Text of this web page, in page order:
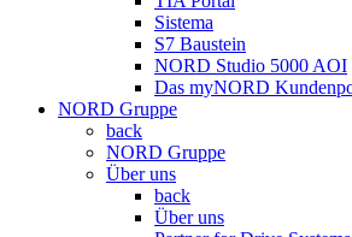
Sistema
S7 Baustein
NORD Studio 5000 AOI
Das myNORD
NORD Gruppe
back
NORD Gruppe
Über uns
back
Über uns